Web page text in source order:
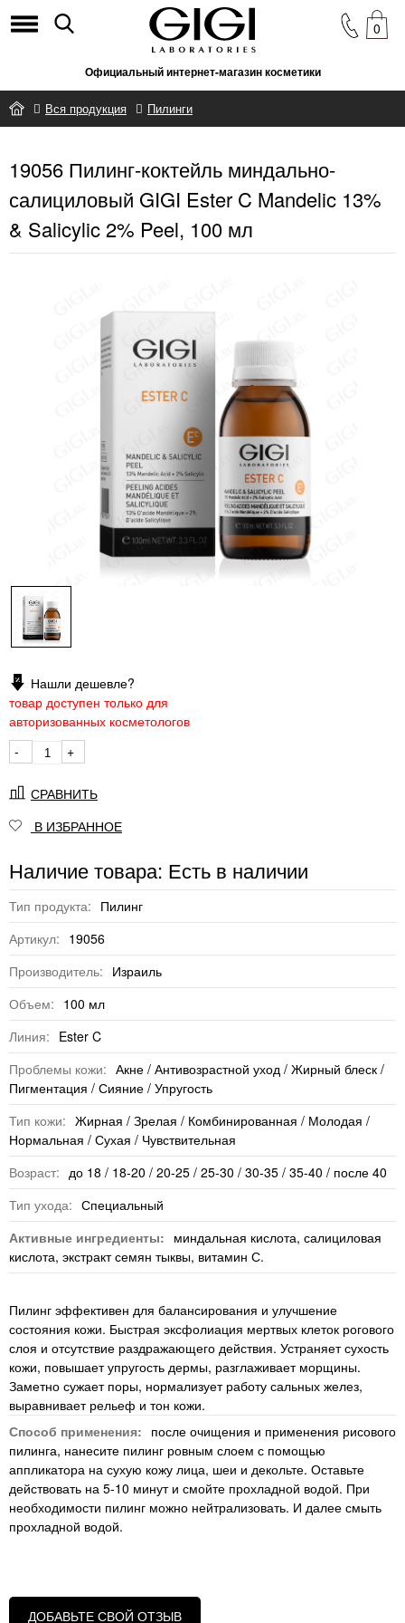
Официальный интернет-магазин косметики
0
Вся продукция Пилинги
Mandelic 13% & Salicylic 2% Peel, 100 мл
19056 Пилинг-коктейль миндально-
салициловый GIGI Ester C Mandelic 13%
& Salicylic 2% Peel, 100 мл
Нашли дешевле?
товар доступен только для
авторизованных косметологов
-
+
СРАВНИТЬ
В ИЗБРАННОЕ
Наличие товара: Есть в наличии
Тип продукта: Пилинг
Артикул: 19056
Производитель: Израиль
Объем: 100 мл
Линия: Ester C
Проблемы кожи: Акне / Антивозрастной уход / Жирный блеск /
Пигментация / Сияние / Упругость
Тип кожи: Жирная / Зрелая / Комбинированная / Молодая /
Нормальная / Сухая / Чувствительная
Возраст: до 18 / 18-20 / 20-25 / 25-30 / 30-35 / 35-40 / после 40
Тип ухода: Специальный
Активные ингредиенты: миндальная кислота, салициловая
кислота, экстракт семян тыквы, витамин С.
Пилинг эффективен для балансирования и улучшение
состояния кожи. Быстрая эксфолиация мертвых клеток рогового
слоя и отсутствие раздражающего действия. Устраняет сухость
кожи, повышает упругость дермы, разглаживает морщины.
Заметно сужает поры, нормализует работу сальных желез,
выравнивает рельеф и тон кожи.
Способ применения: после очищения и применения рисового
пилинга, нанесите пилинг ровным слоем с помощью
аппликатора на сухую кожу лица, шеи и декольте. Оставьте
действовать на 5-10 минут и смойте прохладной водой. При
необходимости пилинг можно нейтрализовать. И далее смыть
прохладной водой.
ДОБАВЬТЕ СВОЙ ОТЗЫВ